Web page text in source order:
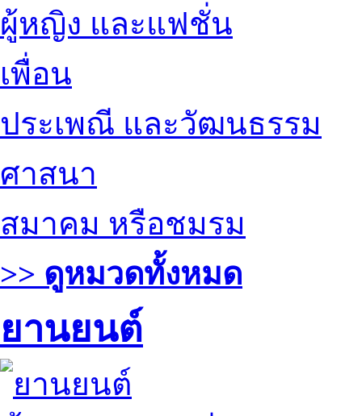
ผู้หญิง และแฟชั่น
เพื่อน
ประเพณี และวัฒนธรรม
ศาสนา
สมาคม หรือชมรม
>> ดูหมวดทั้งหมด
ยานยนต์